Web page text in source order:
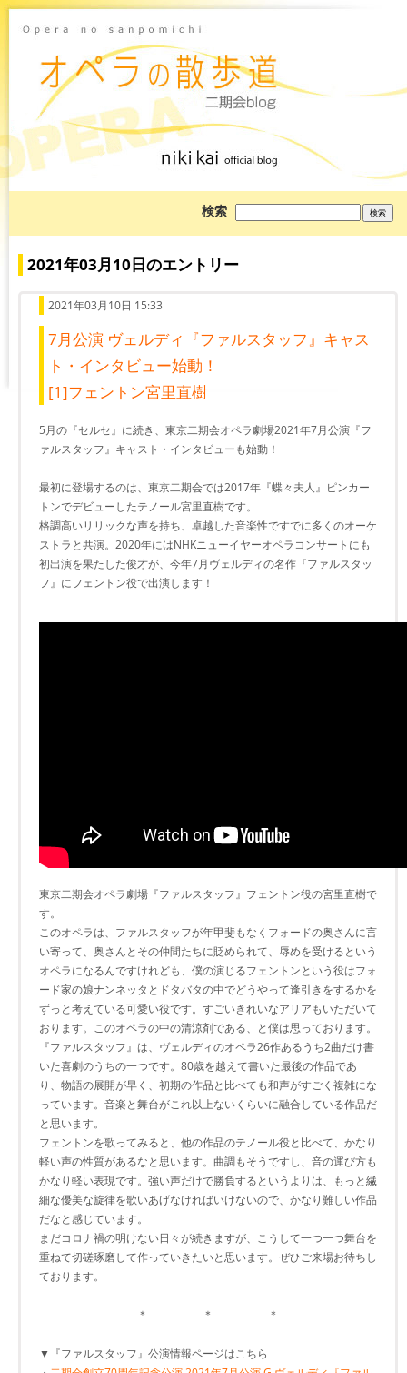
検索
を
索:
2021年03月10日のエントリー
2021年03月10日 15:33
7月公演 ヴェルディ『ファルスタッフ』キャス
ト・インタビュー始動！
[1]フェントン宮里直樹
5月の『セルセ』に続き、東京二期会オペラ劇場2021年7月公演『フ
ァルスタッフ』キャスト・インタビューも始動！
最初に登場するのは、東京二期会では2017年『蝶々夫人』ピンカー
トンでデビューしたテノール宮里直樹です。
格調高いリリックな声を持ち、卓越した音楽性ですでに多くのオーケ
ストラと共演。2020年にはNHKニューイヤーオペラコンサートにも
初出演を果たした俊才が、今年7月ヴェルディの名作『ファルスタッ
フ』にフェントン役で出演します！
東京二期会オペラ劇場『ファルスタッフ』フェントン役の宮里直樹で
す。
このオペラは、ファルスタッフが年甲斐もなくフォードの奥さんに言
い寄って、奥さんとその仲間たちに貶められて、辱めを受けるという
オペラになるんですけれども、僕の演じるフェントンという役はフォ
ード家の娘ナンネッタとドタバタの中でどうやって逢引きをするかを
ずっと考えている可愛い役です。すごいきれいなアリアもいただいて
おります。このオペラの中の清涼剤である、と僕は思っております。
『ファルスタッフ』は、ヴェルディのオペラ26作あるうち2曲だけ書
いた喜劇のうちの一つです。80歳を越えて書いた最後の作品であ
り、物語の展開が早く、初期の作品と比べても和声がすごく複雑にな
っています。音楽と舞台がこれ以上ないくらいに融合している作品だ
と思います。
フェントンを歌ってみると、他の作品のテノール役と比べて、かなり
軽い声の性質があるなと思います。曲調もそうですし、音の運び方も
かなり軽い表現です。強い声だけで勝負するというよりは、もっと繊
細な優美な旋律を歌いあげなければいけないので、かなり難しい作品
だなと感じています。
まだコロナ禍の明けない日々が続きますが、こうして一つ一つ舞台を
重ねて切磋琢磨して作っていきたいと思います。ぜひご来場お待ちし
ております。
＊ ＊ ＊
▼『ファルスタッフ』公演情報ページはこちら